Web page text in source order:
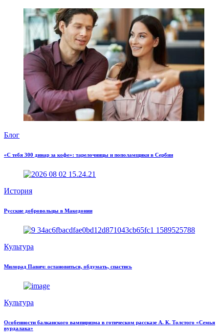
Блог
«С тебя 300 динар за кофе»: тарелочницы и пополамщики в Сербии
История
Русские добровольцы в Македонии
Культура
Милорад Павич: остановиться, обдумать, спастись
Культура
Особенности балканского вампиризма в готическом рассказе А. К. Толстого «Семья
вурдалака»